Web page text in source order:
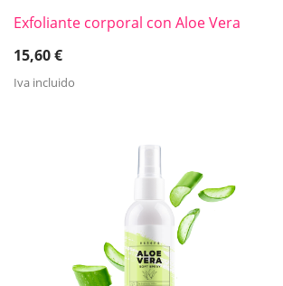
Exfoliante corporal con Aloe Vera
15,60€
Iva incluido